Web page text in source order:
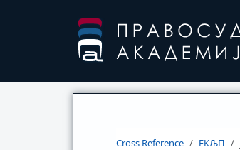
Cross Reference ЕКЉП